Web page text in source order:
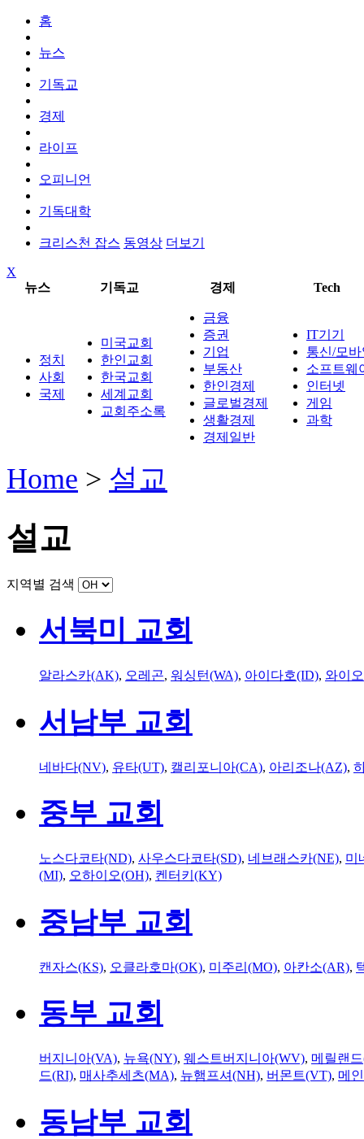
홈
뉴스
기독교
경제
라이프
오피니언
기독대학
크리스천 잡스 동영상 더보기
X
뉴스
기독교 경제 Tech
정치
사회
국제
미국교회
한인교회
한국교회
세계교회
교회주소록
금융
증권
기업
부동산
한인경제
글로벌경제
생활경제
경제일반
IT기기
통신/모
소프트웨
인터넷
게임
과학
Home > 설교
설교
지역별 검색
서북미 교회
알라스카(AK), 오레곤, 워싱턴(WA), 아이다호(ID), 와이
서남부 교회
네바다(NV), 유타(UT), 캘리포니아(CA), 아리조나(AZ),
중부 교회
노스다코타(ND), 사우스다코타(SD), 네브래스카(NE), 미
(MI), 오하이오(OH), 켄터키(KY)
중남부 교회
캔자스(KS), 오클라호마(OK), 미주리(MO), 아칸소(AR),
동부 교회
버지니아(VA), 뉴욕(NY), 웨스트버지니아(WV), 메릴랜
드(RI), 매사추세츠(MA), 뉴햄프셔(NH), 버몬트(VT), 메
동남부 교회